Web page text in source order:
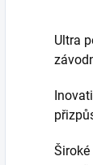
Ultra